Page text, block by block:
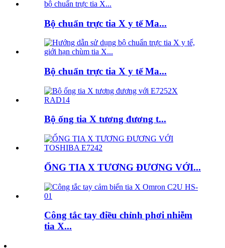
Bộ chuẩn trực tia X y tế Ma...
Bộ chuẩn trực tia X y tế Ma...
Bộ ống tia X tương đương t...
ỐNG TIA X TƯƠNG ĐƯƠNG VỚI...
Công tắc tay điều chỉnh phơi nhiễm
tia X...